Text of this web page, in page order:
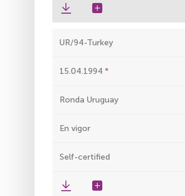
UR/94-Turkey
15.04.1994
Ronda Uruguay
En vigor
Self-certified